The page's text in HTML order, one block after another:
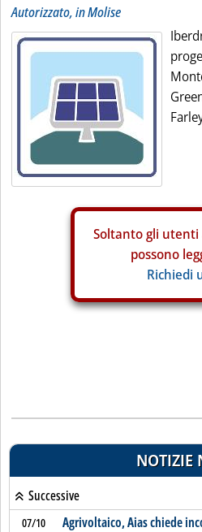
Autorizzato, in Molise
Soltanto gli utenti
possono
Richiedi
NOTIZIE
Successive
07/10 Agrivoltaico, Aias chiede